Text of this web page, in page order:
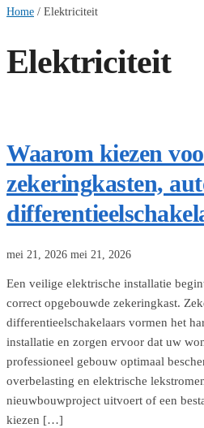
Home / Elektriciteit
Elektriciteit
Waarom kiezen
zekeringkasten,
mei 21, 2026 mei 21, 2026
Een veilige elektrische installatie
correct opgebouwde zekeringkast.
differentieelschakelaars vormen het
installatie en zorgen ervoor dat uw
professioneel gebouw optimaal
overbelasting en elektrische
nieuwbouwproject uitvoert of een
kiezen […]